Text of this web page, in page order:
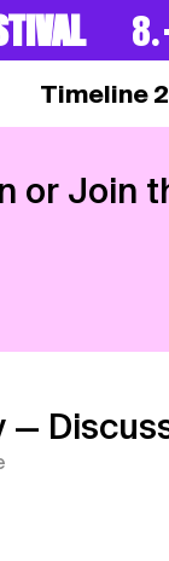
8.
Timeline
or Join
—